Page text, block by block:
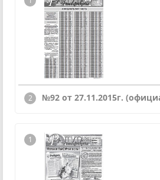
№92 от 27.11.2015г.